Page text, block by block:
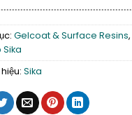
Gelcoat & Surface Resins,
Sika